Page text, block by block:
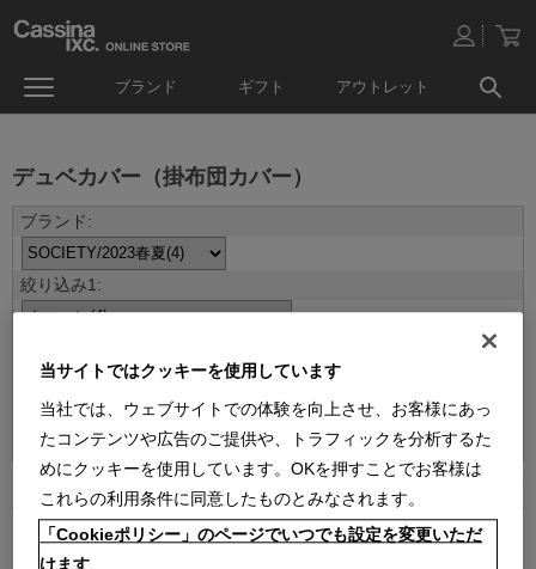
ブランド ギフト アウトレット
デュベカバー（掛布団カバー）
並べ替え：
当サイトではクッキーを使用しています
当社では、ウェブサイトでの体験を向上させ、お客様にあっ
たコンテンツや広告のご提供や、トラフィックを分析するた
めにクッキーを使用しています。OKを押すことでお客様は
これらの利用条件に同意したものとみなされます。
「Cookieポリシー」のページでいつでも設定を変更いただ
けます